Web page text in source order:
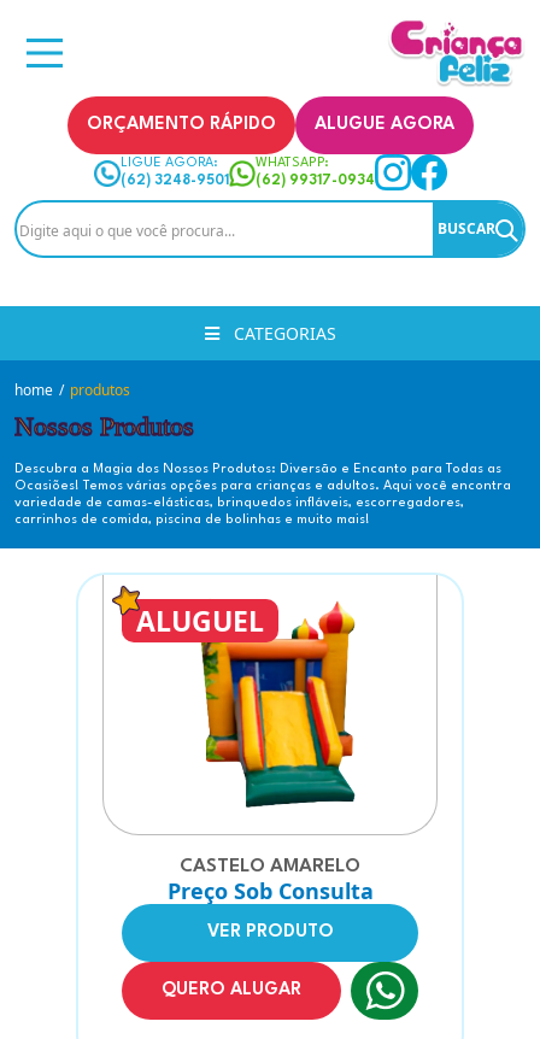
ORÇAMENTO RÁPIDO ALUGUE AGORA
LIGUE AGORA:
(62) 3248-9501
WHATSAPP:
(62) 99317-0934
BUSCAR
CATEGORIAS
home / produtos
Nossos Produtos
Descubra a Magia dos Nossos Produtos: Diversão e Encanto para Todas as
Ocasiões! Temos várias opções para crianças e adultos. Aqui você encontra
variedade de camas-elásticas, brinquedos infláveis, escorregadores,
carrinhos de comida, piscina de bolinhas e muito mais!
ALUGUEL
CASTELO AMARELO
Preço Sob Consulta
VER PRODUTO
QUERO ALUGAR